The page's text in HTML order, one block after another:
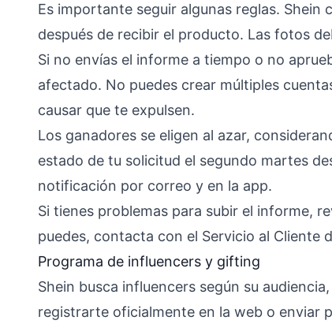
Es importante seguir algunas reglas. Shein
después de recibir el producto. Las fotos
Si no envías el informe a tiempo o no
afectado. No puedes crear múltiples
causar que te expulsen.
Los ganadores se eligen al azar,
estado de tu solicitud el segundo martes
notificación por correo y en la app.
Si tienes problemas para subir el informe,
puedes, contacta con el Servicio al Cliente
Programa de influencers y gifting
Shein busca influencers según su
registrarte oficialmente en la web o enviar